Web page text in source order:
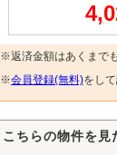
※返済金額はあくまで
※会員登録(無料)をし
こちらの物件を見